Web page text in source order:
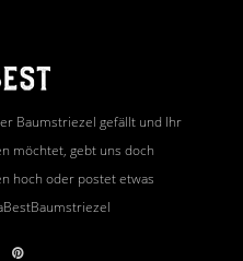
Baumstriezel gefällt und Ihr
möchtet, gebt uns doch
hoch oder postet etwas